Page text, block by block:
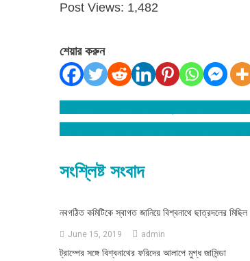
Post Views: 1,482
শেয়ার করুন
Post
সংশ্লিষ্ট সংবাদ
নবগঠিত কমিটিকে স্বাগত জানিয়ে বিশ্বনাথে ছাত্রদলের মিছিল
June 15, 2019 admin
ট্রাম্পের সঙ্গে বিশ্বনাথের ফরিদের আলাপে মুগ্ধ জাসিন্ডা